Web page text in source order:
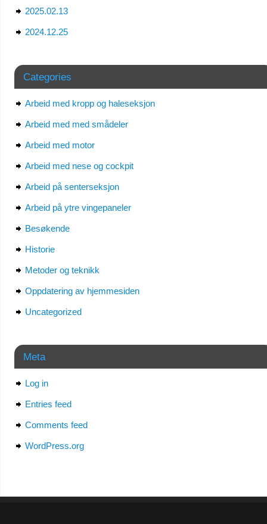
2025.02.13
2024.12.25
Categories
Arbeid med kropp og haleseksjon
Arbeid med med smådeler
Arbeid med motor
Arbeid med nese og cockpit
Arbeid på senterseksjon
Arbeid på ytre vingepaneler
Besøkende
Historie
Metoder og teknikk
Oppdatering av hjemmesiden
Uncategorized
Meta
Log in
Entries feed
Comments feed
WordPress.org